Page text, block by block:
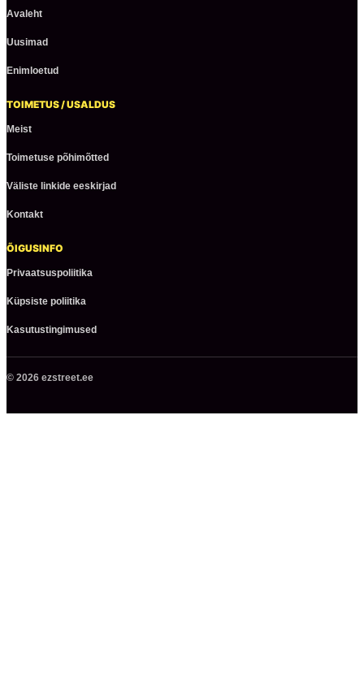
Avaleht
Uusimad
Enimloetud
TOIMETUS / USALDUS
Meist
Toimetuse põhimõtted
Väliste linkide eeskirjad
Kontakt
ÕIGUSINFO
Privaatsuspoliitika
Küpsiste poliitika
Kasutustingimused
© 2026 ezstreet.ee